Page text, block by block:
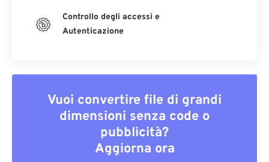
Controllo degli accessi e
Autenticazione
Vuoi convertire file di grandi
dimensioni senza code o
pubblicità?
Aggiorna ora